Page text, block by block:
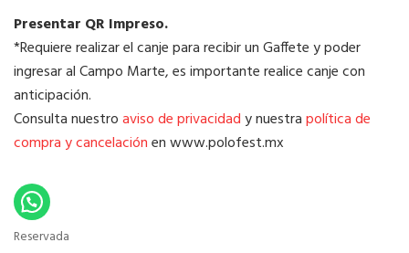
Presentar QR Impreso.
*Requiere realizar el canje para recibir un Gaffete y poder
ingresar al Campo Marte, es importante realice canje con
anticipación.
Consulta nuestroaviso de privacidady nuestrapolítica de
compra y cancelaciónen www.polofest.mx
Reservada